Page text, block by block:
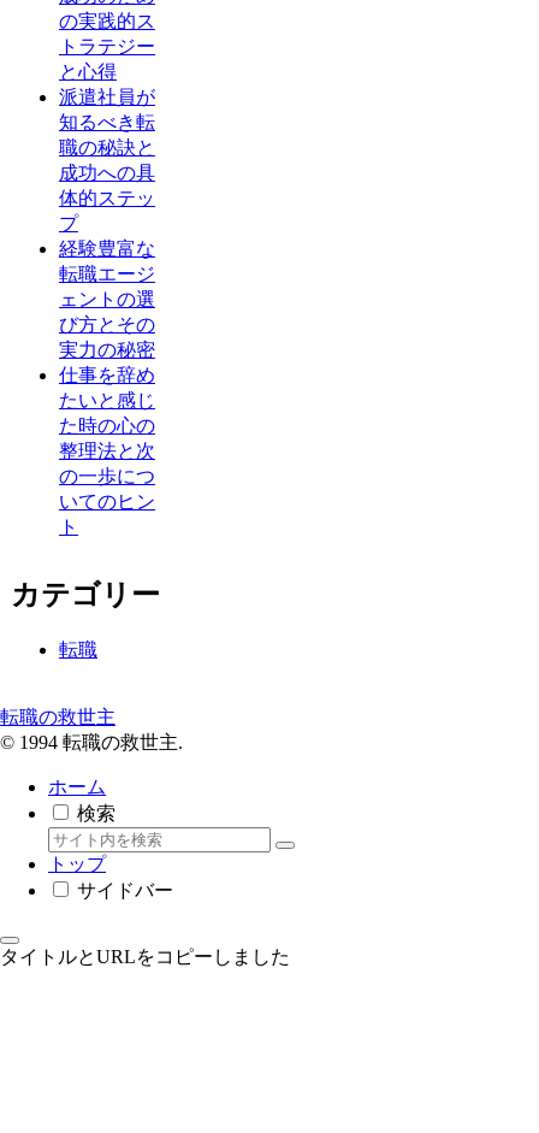
の実践的ス
トラテジー
と心得
派遣社員が
知るべき転
職の秘訣と
成功への具
体的ステッ
プ
経験豊富な
転職エージ
ェントの選
び方とその
実力の秘密
仕事を辞め
たいと感じ
た時の心の
整理法と次
の一歩につ
いてのヒン
ト
カテゴリー
転職
転職の救世主
© 1994 転職の救世主.
ホーム
検索
トップ
サイドバー
タイトルとURLをコピーしました